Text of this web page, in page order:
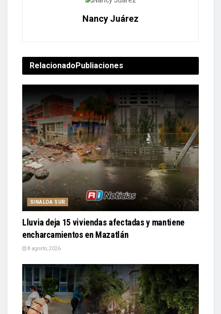
Nancy Juárez
RelacionadoPubliaciones
SINALOA SUR
Lluvia deja 15 viviendas afectadas y mantiene
encharcamientos en Mazatlán
8 agosto, 2026